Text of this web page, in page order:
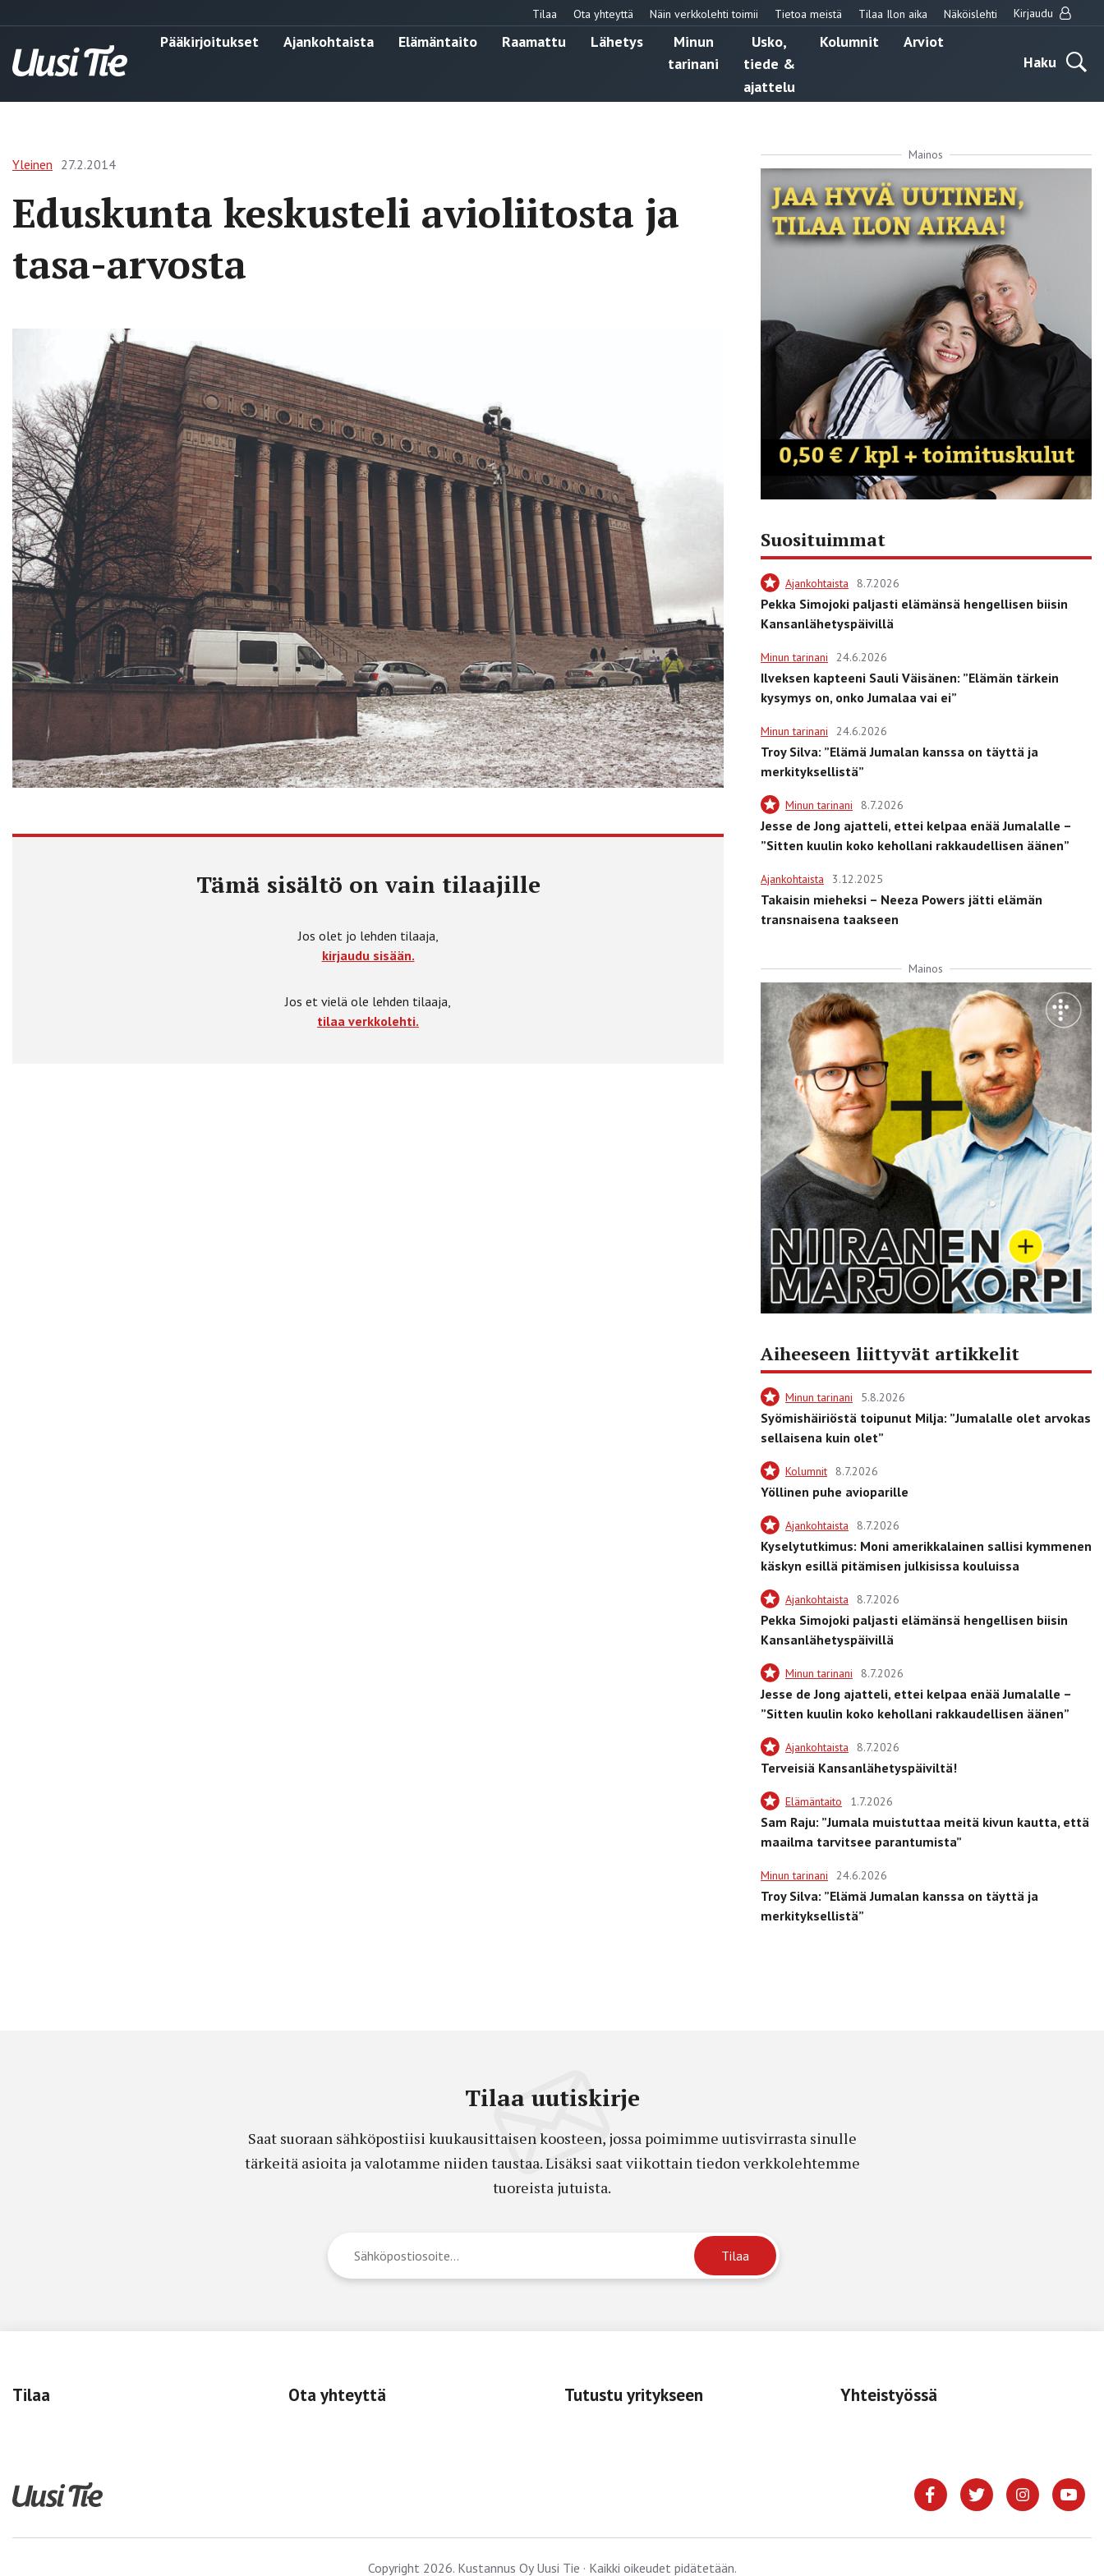
Tilaa Ota yhteyttä Näin verkkolehti toimii Tietoa meistä Tilaa Ilon aika Näköislehti Kirjaudu
Pääkirjoitukset Ajankohtaista Elämäntaito Raamattu Lähetys
Minun
tarinani
Usko,
tiede &
ajattelu
Kolumnit
Arviot
Haku
Yleinen 27.2.2014
Eduskunta keskusteli avioliitosta ja
tasa-arvosta
Tämä sisältö on vain tilaajille
Jos olet jo lehden tilaaja,
kirjaudu sisään.
Jos et vielä ole lehden tilaaja,
tilaa verkkolehti.
Mainos
Suosituimmat
Ajankohtaista 8.7.2026
Pekka Simojoki paljasti elämänsä hengellisen biisin
Kansanlähetyspäivillä
Minun tarinani 24.6.2026
Ilveksen kapteeni Sauli Väisänen: ”Elämän tärkein
kysymys on, onko Jumalaa vai ei”
Minun tarinani 24.6.2026
Troy Silva: ”Elämä Jumalan kanssa on täyttä ja
merkityksellistä”
Minun tarinani 8.7.2026
Jesse de Jong ajatteli, ettei kelpaa enää Jumalalle –
”Sitten kuulin koko kehollani rakkaudellisen äänen”
Ajankohtaista 3.12.2025
Takaisin mieheksi – Neeza Powers jätti elämän
transnaisena taakseen
Mainos
Aiheeseen liittyvät artikkelit
Minun tarinani 5.8.2026
Syömishäiriöstä toipunut Milja: ”Jumalalle olet arvokas
sellaisena kuin olet”
Kolumnit 8.7.2026
Yöllinen puhe avioparille
Ajankohtaista 8.7.2026
Kyselytutkimus: Moni amerikkalainen sallisi kymmenen
käskyn esillä pitämisen julkisissa kouluissa
Ajankohtaista 8.7.2026
Pekka Simojoki paljasti elämänsä hengellisen biisin
Kansanlähetyspäivillä
Minun tarinani 8.7.2026
Jesse de Jong ajatteli, ettei kelpaa enää Jumalalle –
”Sitten kuulin koko kehollani rakkaudellisen äänen”
Ajankohtaista 8.7.2026
Terveisiä Kansanlähetyspäiviltä!
Elämäntaito 1.7.2026
Sam Raju: ”Jumala muistuttaa meitä kivun kautta, että
maailma tarvitsee parantumista”
Minun tarinani 24.6.2026
Troy Silva: ”Elämä Jumalan kanssa on täyttä ja
merkityksellistä”
Tilaa uutiskirje
Saat suoraan sähköpostiisi kuukausittaisen koosteen, jossa poimimme uutisvirrasta sinulle
tärkeitä asioita ja valotamme niiden taustaa. Lisäksi saat viikottain tiedon verkkolehtemme
tuoreista jutuista.
Tilaa Ota yhteyttä Tutustu yritykseen Yhteistyössä
Copyright 2026. Kustannus Oy Uusi Tie · Kaikki oikeudet pidätetään.